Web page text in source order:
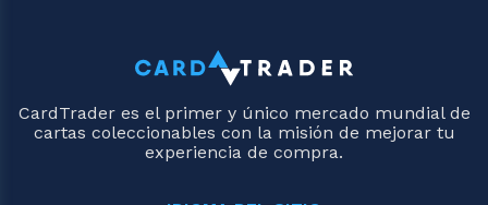
CardTrader es el primer y único mercado mundial de
cartas coleccionables con la misión de mejorar tu
experiencia de compra.